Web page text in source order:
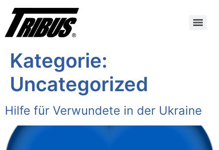
Kategorie:
Uncategorized
Hilfe für Verwundete in der Ukraine